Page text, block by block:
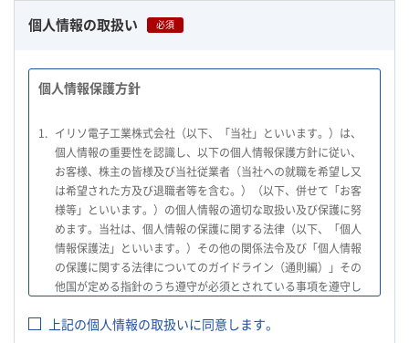
個人情報の取扱い 必須
個人情報保護方針
1. イリソ電子工業株式会社（以下、「当社」といいます。）は、
個人情報の重要性を認識し、以下の個人情報保護方針に従い、
お客様、株主の皆様及び当社従業者（当社への就職を希望し又
は希望された方及び退職者等を含む。）（以下、併せて「お客
様等」といいます。）の個人情報の適切な取扱い及び保護に努
めます。当社は、個人情報の保護に関する法律（以下、「個人
情報保護法」といいます。）その他の関係法令及び「個人情報
の保護に関する法律についてのガイドライン（通則編）」その
他国が定める指針のうち遵守が必須とされている事項を遵守し
2.
当社は、お客様等の個人情報を適正に取得し、法令で不要とさ
上記の個人情報の取扱いに同意します。